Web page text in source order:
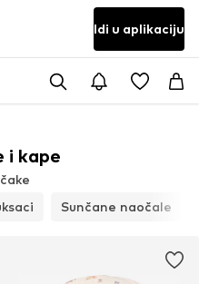
Idi u aplikaciju
i kape
Sunčane naočale